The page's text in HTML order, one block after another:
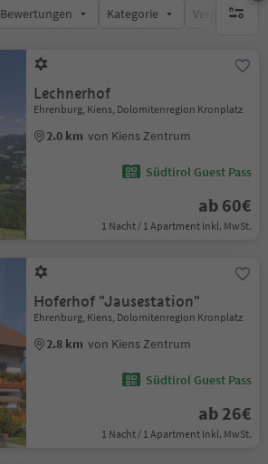
Bewertungen Kategorie 1
Lechnerhof
Ehrenburg, Kiens, Dolomitenregion Kronplatz
2.0 km von Kiens Zentrum
Südtirol Guest Pass
ab 60€
1 Nacht / 1 Apartment Inkl. MwSt.
Hoferhof "Jausestation"
Ehrenburg, Kiens, Dolomitenregion Kronplatz
2.8 km von Kiens Zentrum
Südtirol Guest Pass
ab 26€
1 Nacht / 1 Apartment Inkl. MwSt.